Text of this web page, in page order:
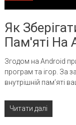
Як
Пам'яті На
Згодом на Android
програм та ігор. За
внутрішній пам’яті
Читати далі